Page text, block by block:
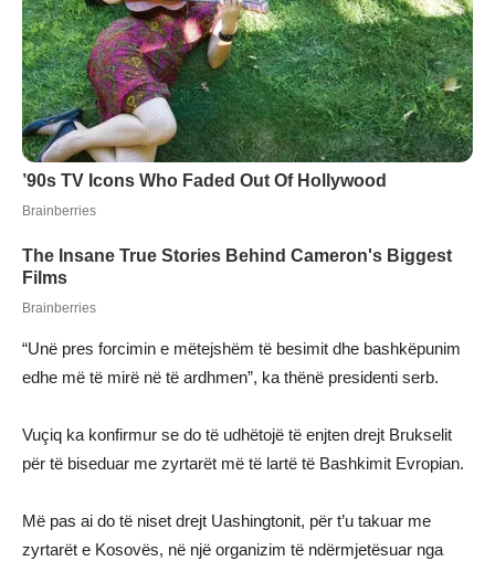
“Unë pres forcimin e mëtejshëm të besimit dhe bashkëpunim
edhe më të mirë në të ardhmen”, ka thënë presidenti serb.
Vuçiq ka konfirmur se do të udhëtojë të enjten drejt Brukselit
për të biseduar me zyrtarët më të lartë të Bashkimit Evropian.
Më pas ai do të niset drejt Uashingtonit, për t’u takuar me
zyrtarët e Kosovës, në një organizim të ndërmjetësuar nga